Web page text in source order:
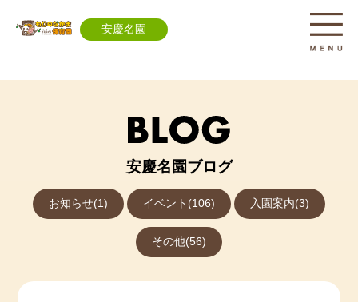
安慶名園
安慶名園ブログ
お知らせ(1) イベント(106) 入園案内(3)
その他(56)